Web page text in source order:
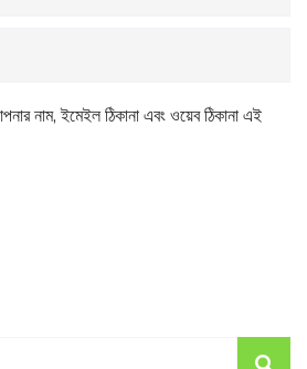
নাম, ইমেইল ঠিকানা এবং ওয়েব ঠিকানা এই